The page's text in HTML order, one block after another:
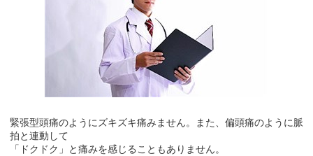
緊張型頭痛のようにズキズキ痛みません。また、偏頭痛のように脈
拍と連動して
「ドクドク」と痛みを感じることもありません。